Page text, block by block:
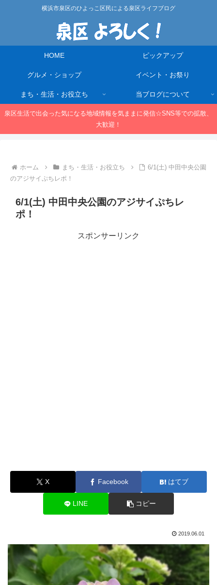
横浜市泉区のひよっこ区民による泉区ライフブログ
HOME ピックアップ
グルメ・ショップ イベント・お祭り
まち・生活・お役立ち 当ブログについて
泉区生活で出会った気になる地域情報を気ままに発信☆SNS等での拡散、
大歓迎！
ホーム まち・生活・お役立ち
6/1(土) 中田中央公園
のアジサイぷちレポ！
6/1(土) 中田中央公園のアジサイぷちレ
ポ！
スポンサーリンク
X Facebook はてブ
LINE コピー
2019.06.01